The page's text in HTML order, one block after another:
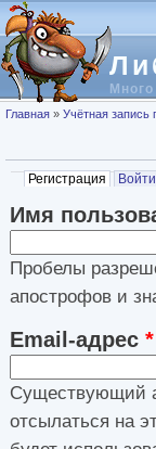
Перейти к основному
Много
Вы здесь
Главная » Учётная запись
Главные
Регистрация Войти
Имя
Пробелы
апострофов и
Email-адрес *
Существующий
отсылаться на